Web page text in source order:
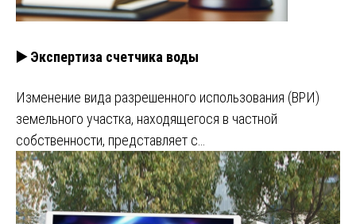
▶️ Экспертиза счетчика воды
Изменение вида разрешенного использования (ВРИ)
земельного участка, находящегося в частной
собственности, представляет с…